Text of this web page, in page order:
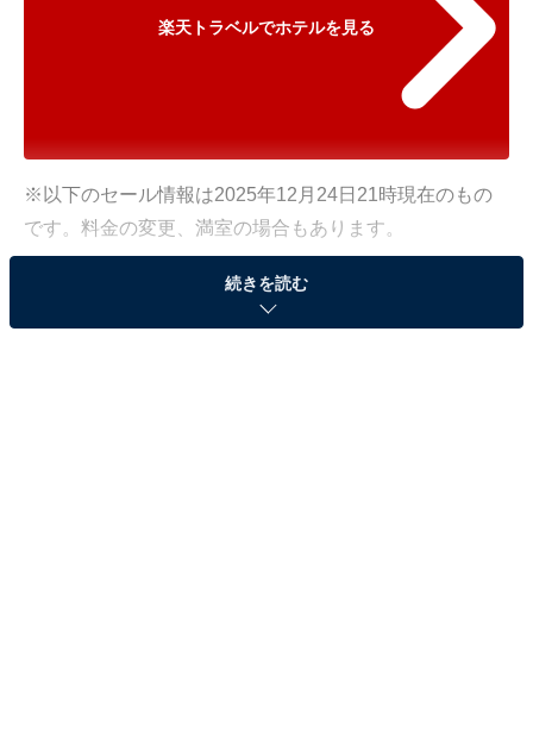
楽天トラベルでホテルを見る
※以下のセール情報は2025年12月24日21時現在のもの
です。料金の変更、満室の場合もあります。
※本記事で紹介している商品の購入やサービスの利用により、売上の一部が
オールアバウトに還元されることがあります。
続きを読む